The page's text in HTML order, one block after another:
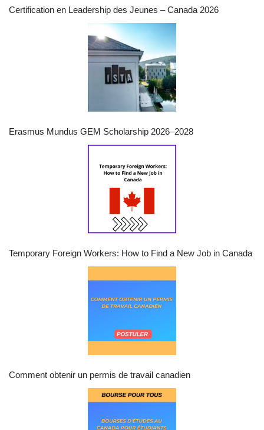
Certification en Leadership des Jeunes – Canada 2026
Erasmus Mundus GEM Scholarship 2026–2028
Temporary Foreign Workers: How to Find a New Job in Canada
Comment obtenir un permis de travail canadien